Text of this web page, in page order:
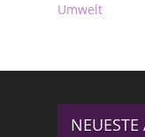
Umwelt
NEUESTE